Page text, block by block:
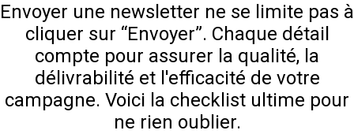
Envoyer une newsletter ne se limite pas à
cliquer sur “Envoyer”. Chaque détail
compte pour assurer la qualité, la
délivrabilité et l'efficacité de votre
campagne. Voici la checklist ultime pour
ne rien oublier.